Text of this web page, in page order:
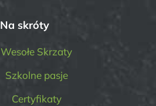
Na skróty
Wesołe Skrzaty
Szkolne pasje
Certyfikaty